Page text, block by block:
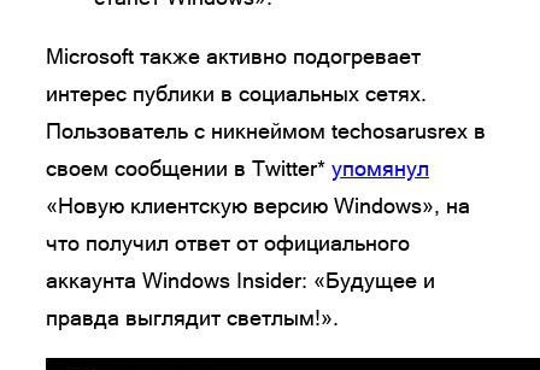
Microsoft также активно подогревает
интерес публики в социальных сетях.
Пользователь с никнеймом techosarusrex в
своем сообщении в Twitter* упомянул
«Новую клиентскую версию Windows», на
что получил ответ от официального
аккаунта Windows Insider: «Будущее и
правда выглядит светлым!».